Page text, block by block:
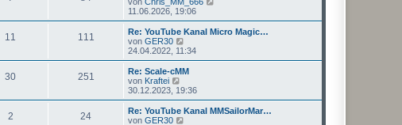
a
g
e
i
r
g
t
r
B
e
i
r
g
u
e
r
11.06.2026, 19:06
11 111
Re: YouTube Kanal Micro Magic…
von GER30
e
u
e
t
r
B
24.04.2022, 11:34
30 251
Re: Scale-cMM
von Kraftei
e
u
e
s
30.12.2023, 19:36
2 24
Re: YouTube Kanal MMSailorMar…
von GER30